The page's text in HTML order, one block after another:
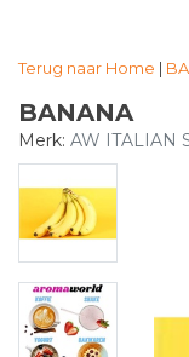
Terug naar Home |
BANANA
Merk: AW ITALIAN